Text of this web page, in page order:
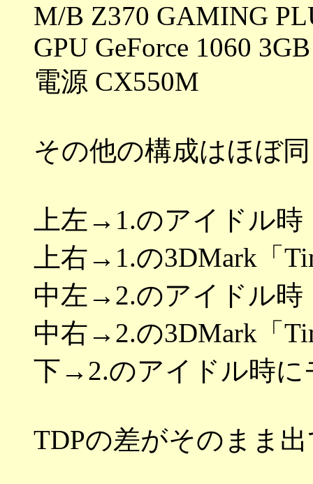
M/B Z370 GAMING
GPU GeForce 1060 3GB
電源 CX550M
その他の構成はほぼ
上左→1.のアイドル時
上右→1.の3DMark「
中左→2.のアイドル時
中右→2.の3DMark「
下→2.のアイドル時に
TDPの差がそのまま